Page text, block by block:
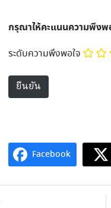
กรุณาให้คะแนนความพึงพ
ระดับความพึงพอใจ
Facebook